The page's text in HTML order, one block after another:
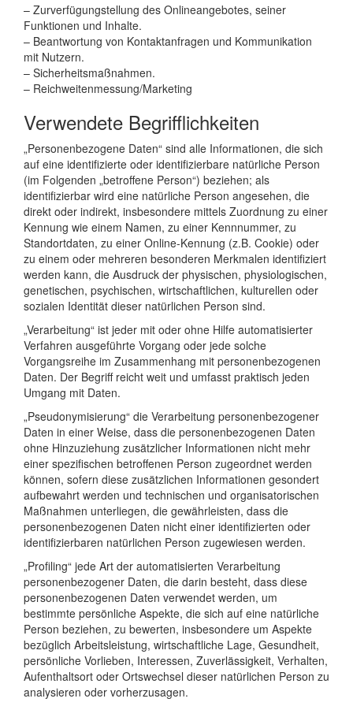
– Zurverfügungstellung des Onlineangebotes, seiner
Funktionen und Inhalte.
– Beantwortung von Kontaktanfragen und Kommunikation
mit Nutzern.
– Sicherheitsmaßnahmen.
– Reichweitenmessung/Marketing
Verwendete Begrifflichkeiten
„Personenbezogene Daten“ sind alle Informationen, die sich
auf eine identifizierte oder identifizierbare natürliche Person
(im Folgenden „betroffene Person“) beziehen; als
identifizierbar wird eine natürliche Person angesehen, die
direkt oder indirekt, insbesondere mittels Zuordnung zu einer
Kennung wie einem Namen, zu einer Kennnummer, zu
Standortdaten, zu einer Online-Kennung (z.B. Cookie) oder
zu einem oder mehreren besonderen Merkmalen identifiziert
werden kann, die Ausdruck der physischen, physiologischen,
genetischen, psychischen, wirtschaftlichen, kulturellen oder
sozialen Identität dieser natürlichen Person sind.
„Verarbeitung“ ist jeder mit oder ohne Hilfe automatisierter
Verfahren ausgeführte Vorgang oder jede solche
Vorgangsreihe im Zusammenhang mit personenbezogenen
Daten. Der Begriff reicht weit und umfasst praktisch jeden
Umgang mit Daten.
„Pseudonymisierung“ die Verarbeitung personenbezogener
Daten in einer Weise, dass die personenbezogenen Daten
ohne Hinzuziehung zusätzlicher Informationen nicht mehr
einer spezifischen betroffenen Person zugeordnet werden
können, sofern diese zusätzlichen Informationen gesondert
aufbewahrt werden und technischen und organisatorischen
Maßnahmen unterliegen, die gewährleisten, dass die
personenbezogenen Daten nicht einer identifizierten oder
identifizierbaren natürlichen Person zugewiesen werden.
„Profiling“ jede Art der automatisierten Verarbeitung
personenbezogener Daten, die darin besteht, dass diese
personenbezogenen Daten verwendet werden, um
bestimmte persönliche Aspekte, die sich auf eine natürliche
Person beziehen, zu bewerten, insbesondere um Aspekte
bezüglich Arbeitsleistung, wirtschaftliche Lage, Gesundheit,
persönliche Vorlieben, Interessen, Zuverlässigkeit, Verhalten,
Aufenthaltsort oder Ortswechsel dieser natürlichen Person zu
analysieren oder vorherzusagen.